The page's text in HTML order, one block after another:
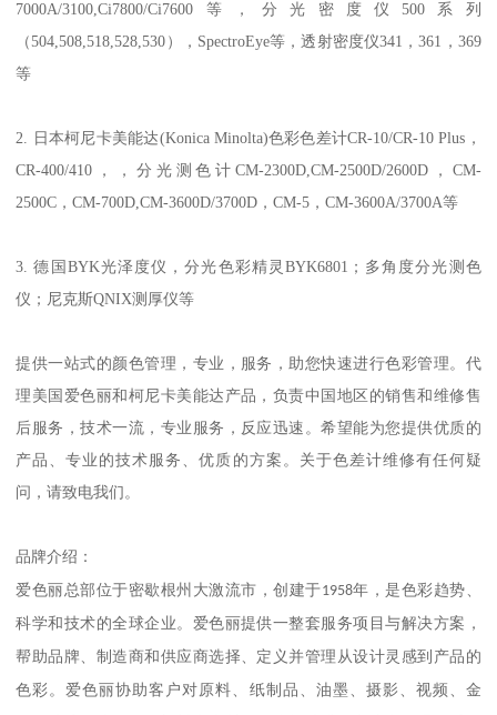
7000A/3100,Ci7800/Ci7600等，分光密度仪500系列
（504,508,518,528,530），SpectroEye等，透射密度仪341，361，369
等
2. 日本柯尼卡美能达(Konica Minolta)色彩色差计CR-10/CR-10 Plus，
CR-400/410，，分光测色计CM-2300D,CM-2500D/2600D，CM-
2500C，CM-700D,CM-3600D/3700D，CM-5，CM-3600A/3700A等
3.德国 BYK光泽度仪，分光色彩精灵BYK6801；多角度分光测色
仪；尼克斯QNIX测厚仪等
提供一站式的颜色管理，专业，服务，助您快速进行色彩管理。代
理美国爱色丽和柯尼卡美能达产品，负责中国地区的销售和维修售
后服务，技术一流，专业服务，反应迅速。希望能为您提供优质的
产品、专业的技术服务、优质 的方案。关于色差计维修有任何疑
问，请致电我们。
品牌介绍：
爱色丽总部位于密歇根州大激流市，创建于1958年，是色彩趋势、
科学和技术的全球企业。爱色丽提供一整套服务项目与解决方案，
帮助品牌、制造商和供应商选择、定义并管理从设计灵感到产品的
色彩。爱色丽协助客户对原料、纸制品、油墨、摄影、视频、金